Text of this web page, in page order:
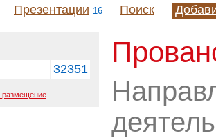
Презентации 16 Поиск
32351
размещение